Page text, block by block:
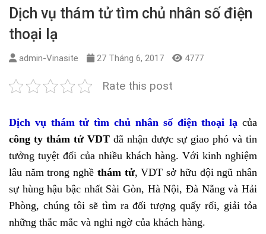
Dịch vụ thám tử tìm chủ nhân số điện
thoại lạ
admin-Vinasite 27 Tháng 6, 2017 4777
Rate this post
Dịch vụ thám tử tìm chủ nhân số điện thoại lạ của
công ty thám tử VDT đã nhận được sự giao phó và tin
tưởng tuyệt đối của nhiều khách hàng. Với kinh nghiệm
lâu năm trong nghề thám tử, VDT sở hữu đội ngũ nhân
sự hùng hậu bậc nhất Sài Gòn, Hà Nội, Đà Nẵng và Hải
Phòng, chúng tôi sẽ tìm ra đối tượng quấy rối, giải tỏa
những thắc mắc và nghi ngờ của khách hàng.